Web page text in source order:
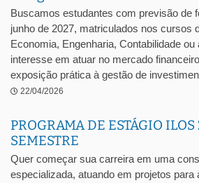
Buscamos estudantes com previsão de
junho de 2027, matriculados nos cursos
Economia, Engenharia, Contabilidade
interesse em atuar no mercado
exposição prática à gestão de
22/04/2026
PROGRAMA DE ESTÁGIO
SEMESTRE
Quer começar sua carreira em uma
especializada, atuando em projetos para